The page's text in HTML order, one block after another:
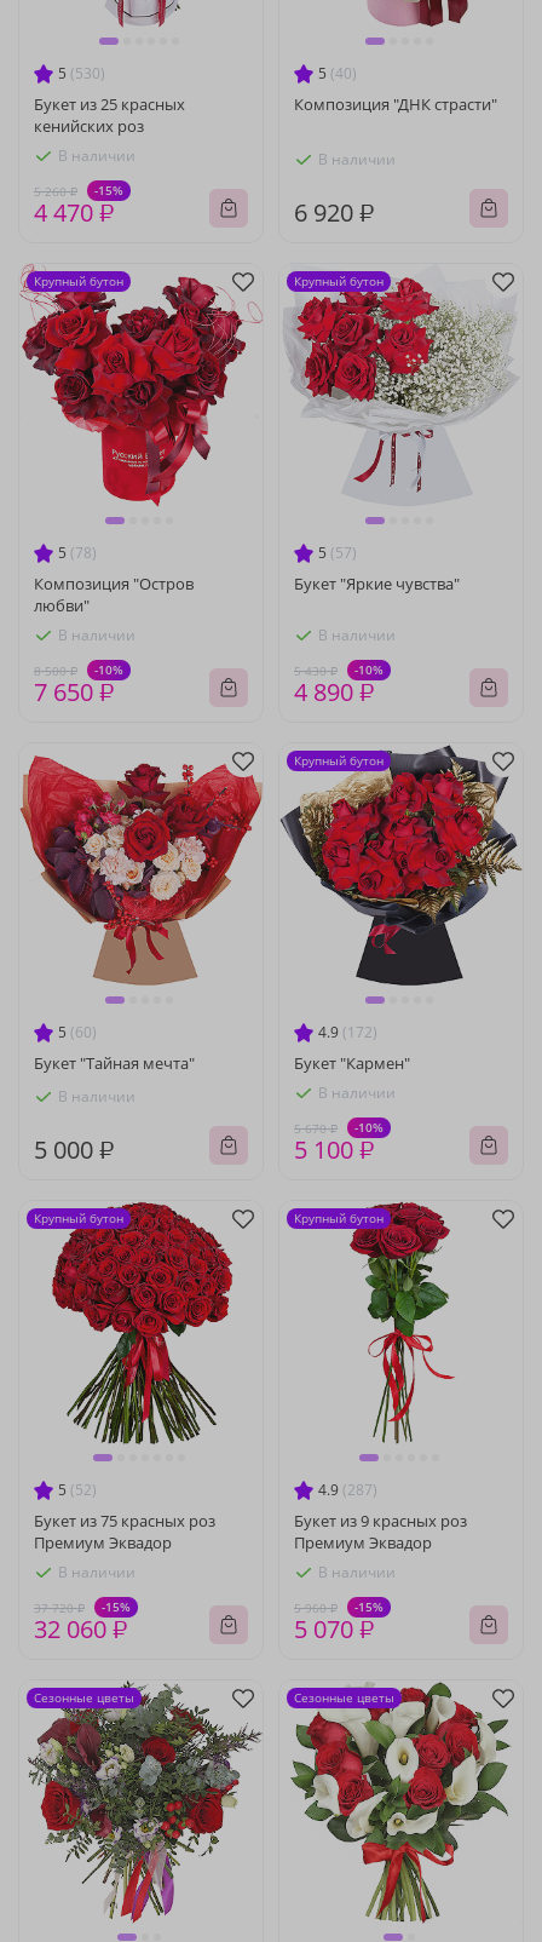
5 (530)
Букет из 25 красных
кенийских роз
В наличии
5 260 ₽ -15%
4 470 ₽
5 (40)
Композиция "ДНК страсти"
В наличии
6 920 ₽
5 (78)
Композиция "Остров
любви"
В наличии
8 500 ₽ -10%
7 650 ₽
Крупный бутон
5 (57)
Букет "Яркие чувства"
В наличии
5 430 ₽ -10%
4 890 ₽
Крупный бутон
5 (60)
Букет "Тайная мечта"
В наличии
5 000 ₽
4.9 (172)
Букет "Кармен"
В наличии
5 670 ₽ -10%
5 100 ₽
Крупный бутон
5 (52)
Букет из 75 красных роз
Премиум Эквадор
В наличии
37 720 ₽ -15%
32 060 ₽
Крупный бутон
4.9 (287)
Букет из 9 красных роз
Премиум Эквадор
В наличии
5 960 ₽ -15%
5 070 ₽
Крупный бутон
Сезонные цветы Сезонные цветы